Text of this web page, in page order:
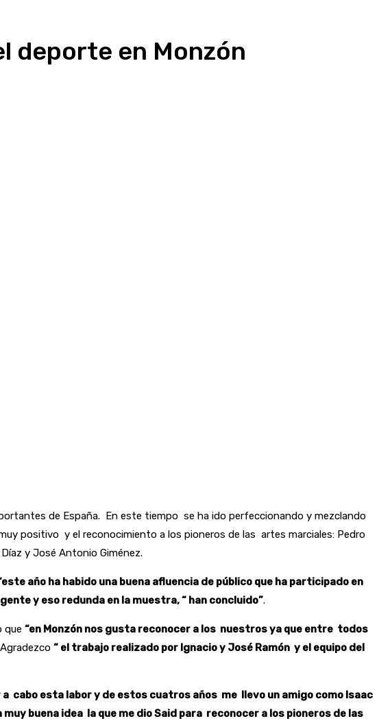
deporte en Monzón
de España. En este tiempo se ha ido perfeccionando y mezclando
positivo y el reconocimiento a los pioneros de las artes marciales: Pedro
y José Antonio Giménez.
año ha habido una buena afluencia de público que ha participado en
y eso redunda en la muestra, “ han concluido”.
que “en Monzón nos gusta reconocer a los nuestros ya que entre todos
“ el trabajo realizado por Ignacio y José Ramón y el equipo del
cabo esta labor y de estos cuatros años me llevo un amigo como Isaac
buena idea la que me dio Said para reconocer a los pioneros de las